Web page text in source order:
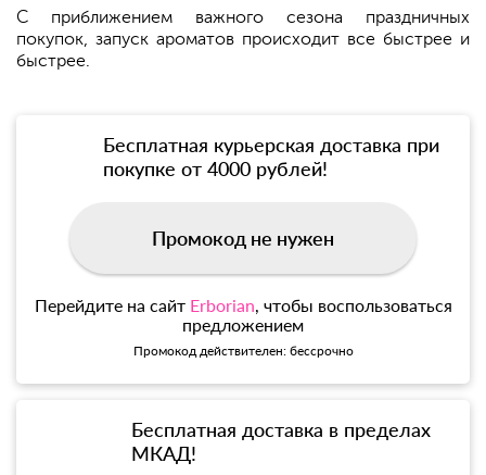
С приближением важного сезона праздничных
покупок, запуск ароматов происходит все быстрее и
быстрее.
Бесплатная курьерская доставка при
покупке от 4000 рублей!
Промокод не нужен
Перейдите на сайт Erborian, чтобы воспользоваться
предложением
Промокод действителен: бессрочно
Бесплатная доставка в пределах
МКАД!